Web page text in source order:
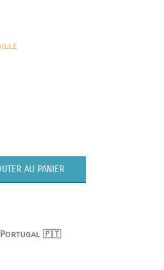
AU PANIER
Portugal 🇵🇹